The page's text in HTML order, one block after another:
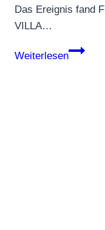
Das Ereignis fand
VILLA…
Weiterlesen
Hybrid